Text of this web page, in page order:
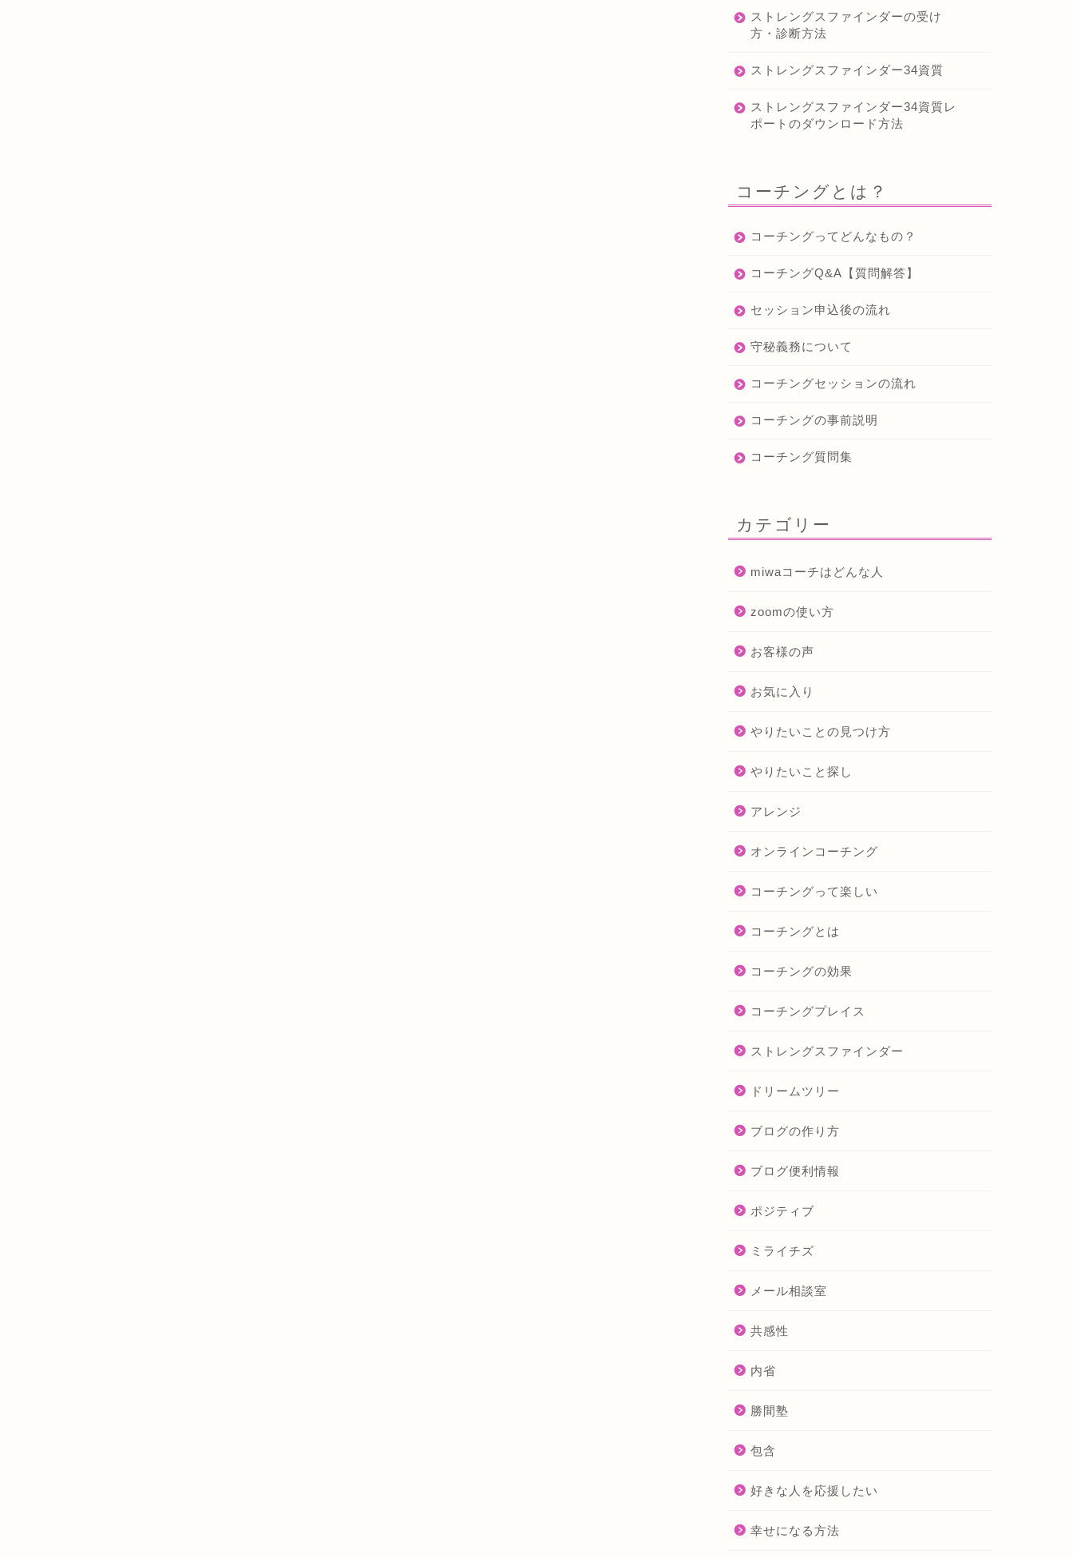
ストレングスファインダーの受け
方・診断方法
ストレングスファインダー34資質
ストレングスファインダー34資質レ
ポートのダウンロード方法
コーチングとは？
コーチングってどんなもの？
コーチングQ&A【質問解答】
セッション申込後の流れ
守秘義務について
コーチングセッションの流れ
コーチングの事前説明
コーチング質問集
カテゴリー
miwaコーチはどんな人
zoomの使い方
お客様の声
お気に入り
やりたいことの見つけ方
やりたいこと探し
アレンジ
オンラインコーチング
コーチングって楽しい
コーチングとは
コーチングの効果
コーチングプレイス
ストレングスファインダー
ドリームツリー
ブログの作り方
ブログ便利情報
ポジティブ
ミライチズ
メール相談室
共感性
内省
勝間塾
包含
好きな人を応援したい
幸せになる方法